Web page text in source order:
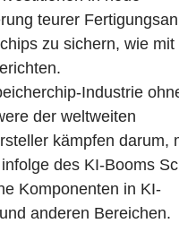
teurer
zu sichern, wie mit
Industrie
der weltweiten
kämpfen darum,
des KI-Booms
Komponenten in KI-
anderen Bereichen.